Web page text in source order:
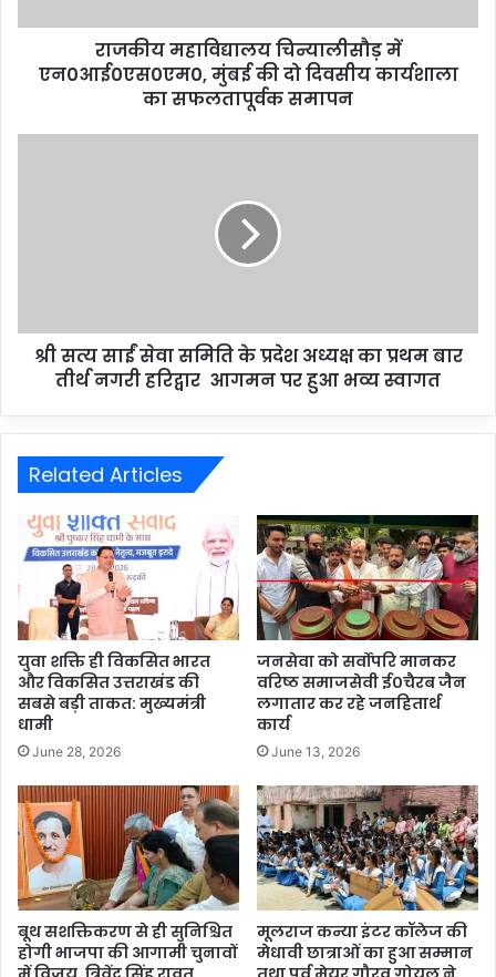
राजकीय महाविद्यालय चिन्यालीसौड़ में
एन0आई0एस0एम0, मुंबई की दो दिवसीय कार्यशाला
का सफलतापूर्वक समापन
श्री सत्य साईं सेवा समिति के प्रदेश अध्यक्ष का प्रथम बार
तीर्थ नगरी हरिद्वार आगमन पर हुआ भव्य स्वागत
Related Articles
युवा शक्ति ही विकसित भारत
और विकसित उत्तराखंड की
सबसे बड़ी ताकत: मुख्यमंत्री
धामी
June 28, 2026
जनसेवा को सर्वोपरि मानकर
वरिष्ठ समाजसेवी ई०चैरब जैन
लगातार कर रहे जनहितार्थ
कार्य
June 13, 2026
बूथ सशक्तिकरण से ही सुनिश्चित
होगी भाजपा की आगामी चुनावों
मूलराज कन्या इंटर कॉलेज की
मेधावी छात्राओं का हुआ सम्मान